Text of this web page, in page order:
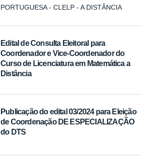
PORTUGUESA - CLELP - A DISTÂNCIA
Edital de Consulta Eleitoral para
Coordenador e Vice-Coordenador do
Curso de Licenciatura em Matemática a
Distância
Publicação do edital 03/2024 para Eleição
de Coordenação DE ESPECIALIZAÇÃO
do DTS